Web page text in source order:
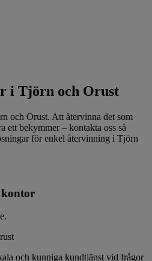
i Tjörn och Orust
och Orust. Att återvinna det som
ett bekymmer – kontakta oss så
för enkel återvinning i Tjörn
och kunniga kundtjänst vid frågor